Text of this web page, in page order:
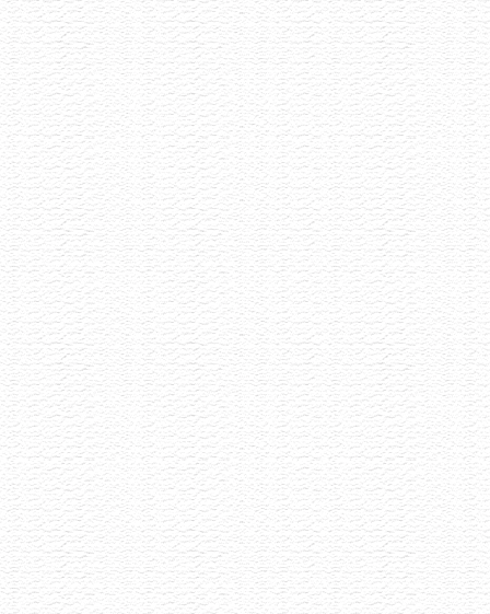
Akce již proběhla
Akce již proběhla
Vinařství Ilias
8.6.2026
Malé rodinné vynařství z Pavlova